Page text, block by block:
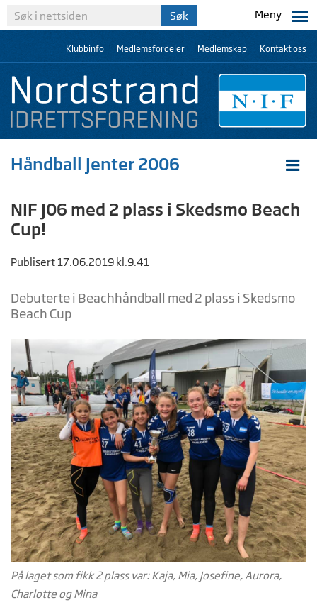
Meny
Klubbinfo Medlemsfordeler Medlemskap Kontakt oss
Håndball Jenter 2006
NIF J06 med 2 plass i Skedsmo Beach
Cup!
Publisert 17.06.2019 kl.9.41
Debuterte i Beachhåndball med 2 plass i Skedsmo
Beach Cup
På laget som fikk 2 plass var: Kaja, Mia, Josefine, Aurora,
Charlotte og Mina